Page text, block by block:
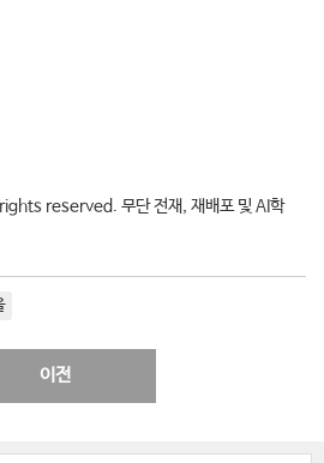
reserved. 무단 전재, 재배포 및 AI학
이전